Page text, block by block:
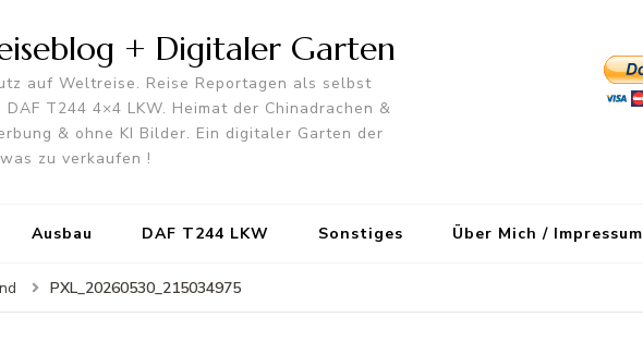
+ Digitaler Garten
auf Weltreise. Reise Reportagen als selbst
T244 4×4 LKW. Heimat der Chinadrachen &
& ohne KI Bilder. Ein digitaler Garten der
zu verkaufen !
Ausbau DAF T244 LKW Sonstiges Über Mich / Impressum
PXL_20260530_215034975